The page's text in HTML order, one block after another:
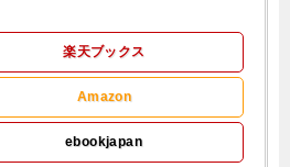
楽天ブックス
Amazon
ebookjapan